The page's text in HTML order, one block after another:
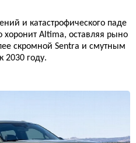
и катастрофического паде
хоронит Altima, оставляя рыно
скромной Sentra и смутным
2030 году.